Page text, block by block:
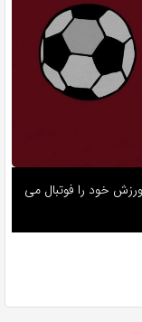
خود را فوتبال می